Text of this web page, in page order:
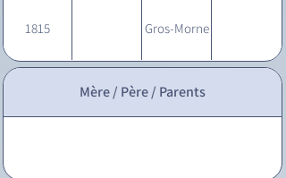
1815 Gros-Morne
Mère / Père / Parents